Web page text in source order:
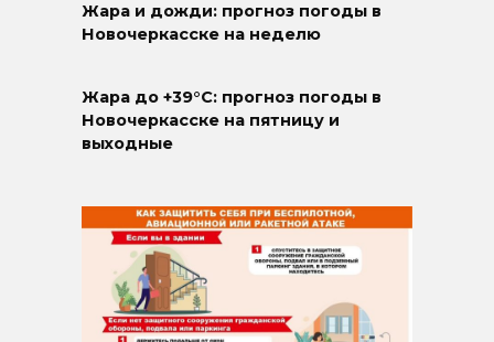
Жара и дожди: прогноз погоды в
Новочеркасске на неделю
Жара до +39°C: прогноз погоды в
Новочеркасске на пятницу и
выходные